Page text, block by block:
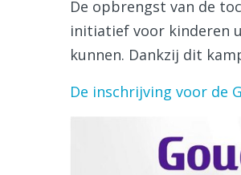
De opbrengst van de
initiatief voor kinderen
kunnen. Dankzij dit
De inschrijving voor de